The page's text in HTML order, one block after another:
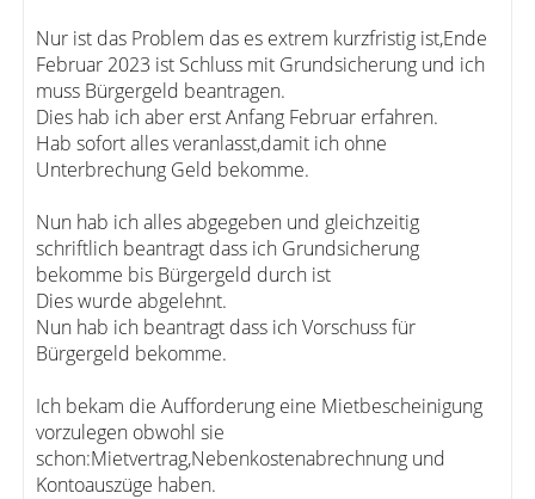
Nur ist das Problem das es extrem kurzfristig ist,Ende
Februar 2023 ist Schluss mit Grundsicherung und ich
muss Bürgergeld beantragen.
Dies hab ich aber erst Anfang Februar erfahren.
Hab sofort alles veranlasst,damit ich ohne
Unterbrechung Geld bekomme.
Nun hab ich alles abgegeben und gleichzeitig
schriftlich beantragt dass ich Grundsicherung
bekomme bis Bürgergeld durch ist
Dies wurde abgelehnt.
Nun hab ich beantragt dass ich Vorschuss für
Bürgergeld bekomme.
Ich bekam die Aufforderung eine Mietbescheinigung
vorzulegen obwohl sie
schon:Mietvertrag,Nebenkostenabrechnung und
Kontoauszüge haben.